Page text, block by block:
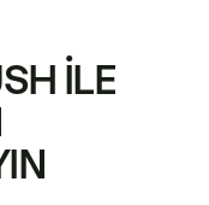
ILE